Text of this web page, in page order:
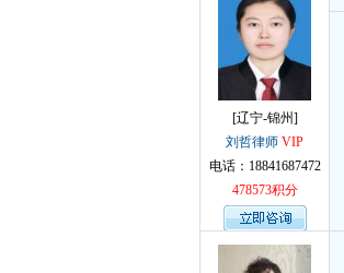
[辽宁-锦州]
刘哲律师 VIP
电话：18841687472
478573积分